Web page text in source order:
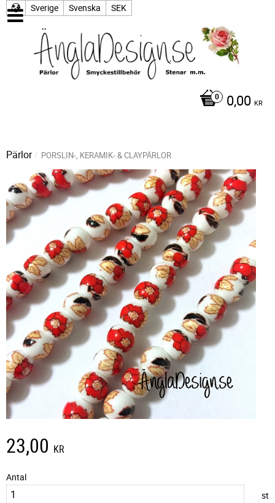
Sverige Svenska SEK
0,00 KR
Pärlor PORSLIN-, KERAMIK- & CLAYPÄRLOR
23,00 KR
Antal
st